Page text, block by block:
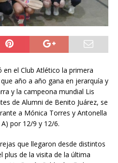
en el Club Atlético la primera
año a año gana en jerarquía y
y la campeona mundial Lis
de Alumni de Benito Juárez, se
a Mónica Torres y Antonella
por 12/9 y 12/6.
que llegaron desde distintos
plus de la visita de la última